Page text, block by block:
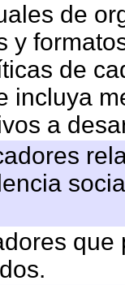
de
y
de
incluya
a